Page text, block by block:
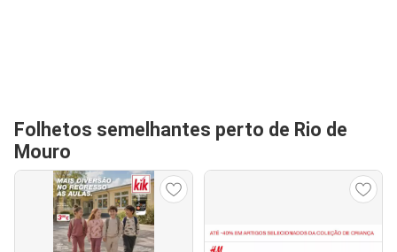
Folhetos semelhantes perto de Rio de
Mouro